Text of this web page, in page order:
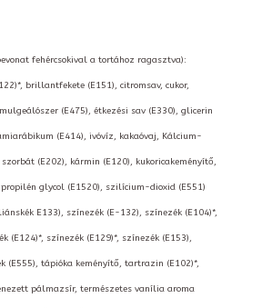
fehércsokival a tortához ragasztva):
brillantfekete (E151), citromsav, cukor,
(E475), étkezési sav (E330), glicerin
(E414), ivóvíz, kakaóvaj, Kálcium-
(E202), kármin (E120), kukoricakeményítő,
glycol (E1520), szilícium-dioxid (E551)
E133), színezék (E-132), színezék (E104)*,
(E124)*, színezék (E129)*, színezék (E153),
(E555), tápióka keményítő, tartrazin (E102)*,
pálmazsír, természetes vanília aroma